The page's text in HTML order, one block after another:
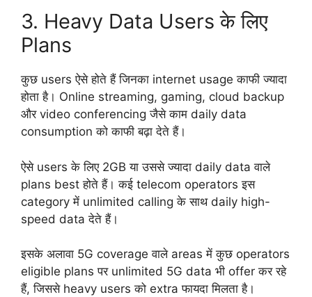
3. Heavy Data Users के लिए
Plans
कुछ users ऐसे होते हैं जिनका internet usage काफी ज्यादा
होता है। Online streaming, gaming, cloud backup
और video conferencing जैसे काम daily data
consumption को काफी बढ़ा देते हैं।
ऐसे users के लिए 2GB या उससे ज्यादा daily data वाले
plans best होते हैं। कई telecom operators इस
category में unlimited calling के साथ daily high-
speed data देते हैं।
इसके अलावा 5G coverage वाले areas में कुछ operators
eligible plans पर unlimited 5G data भी offer कर रहे
हैं, जिससे heavy users को extra फायदा मिलता है।